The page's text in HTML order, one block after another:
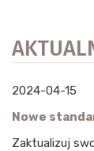
2024-04-15
Nowe
Zaktualizuj